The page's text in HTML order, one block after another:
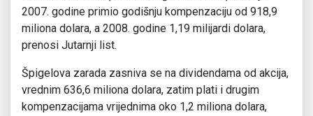
2007. godine primio godišnju kompenzaciju od 918,9
miliona dolara, a 2008. godine 1,19 milijardi dolara,
prenosi Jutarnji list.
Špigelova zarada zasniva se na dividendama od akcija,
vrednim 636,6 miliona dolara, zatim plati i drugim
kompenzacijama vrijednima oko 1,2 miliona dolara,